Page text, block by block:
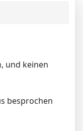
und keinen
besprochen